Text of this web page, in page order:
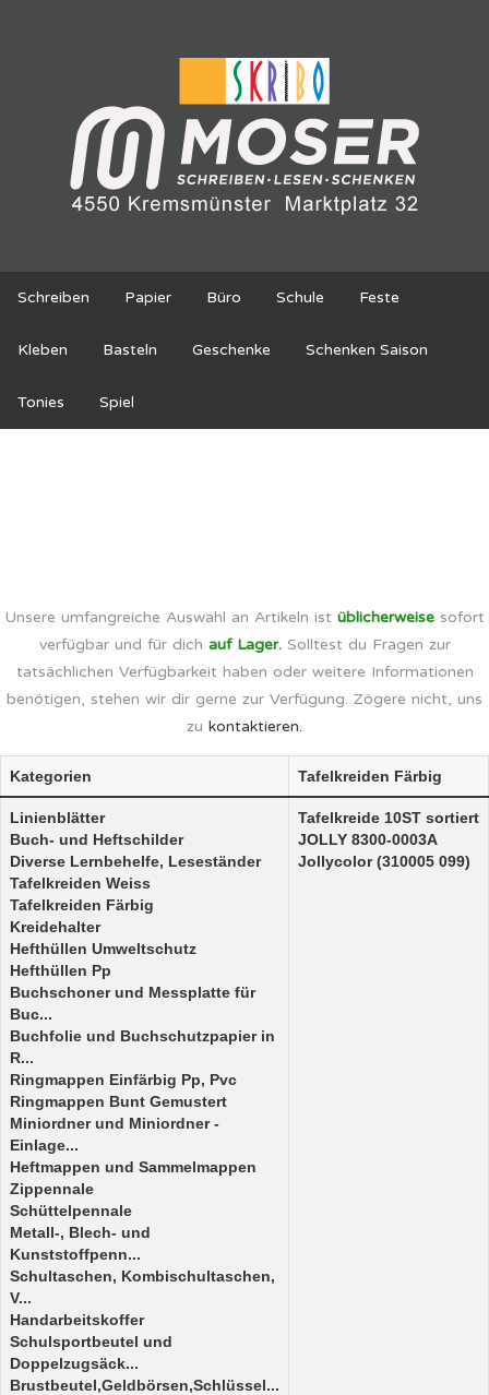
Schreiben Papier Büro Schule Feste
Kleben Basteln Geschenke Schenken Saison
Tonies Spiel
Unsere umfangreiche Auswahl an Artikeln ist üblicherweise sofort
verfügbar und für dich auf Lager.Solltest du Fragen zur
tatsächlichen Verfügbarkeit haben oder weitere Informationen
benötigen, stehen wir dir gerne zur Verfügung. Zögere nicht, uns
zu kontaktieren.
Kategorien Tafelkreiden Färbig
Linienblätter
Buch- und Heftschilder
Diverse Lernbehelfe, Leseständer
Tafelkreiden Weiss
Tafelkreiden Färbig
Kreidehalter
Hefthüllen Umweltschutz
Hefthüllen Pp
Buchschoner und Messplatte für
Buc...
Buchfolie und Buchschutzpapier in
R...
Ringmappen Einfärbig Pp, Pvc
Ringmappen Bunt Gemustert
Miniordner und Miniordner -
Einlage...
Heftmappen und Sammelmappen
Zippennale
Schüttelpennale
Metall-, Blech- und
Kunststoffpenn...
Schultaschen, Kombischultaschen,
V...
Handarbeitskoffer
Schulsportbeutel und
Doppelzugsäck...
Brustbeutel,Geldbörsen,Schlüssel...
Tafelkreide 10ST sortiert
JOLLY 8300-0003A
Jollycolor (310005 099)